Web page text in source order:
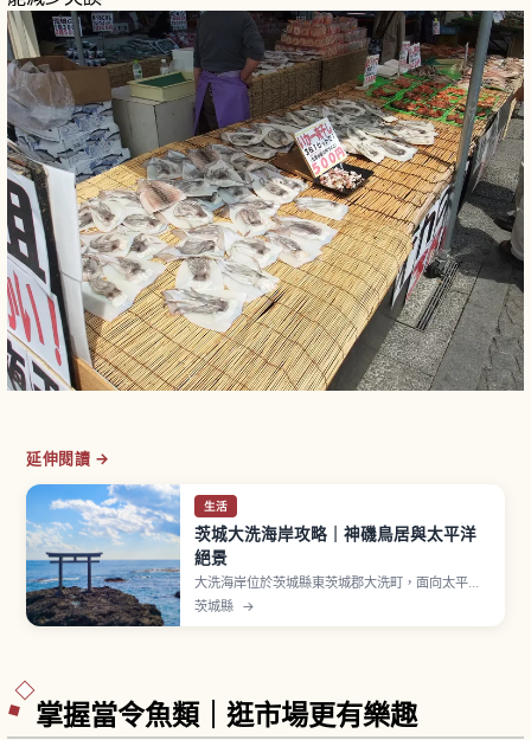
延伸閱讀 →
生活
茨城大洗海岸攻略｜神磯鳥居與太平洋
絕景
大洗海岸位於茨城縣東茨城郡大洗町，面向太平
洋。象徵「神磯鳥居」矗立海上岩礁，日出時呈現
茨城縣 →
掌握當令魚類｜逛市場更有樂趣